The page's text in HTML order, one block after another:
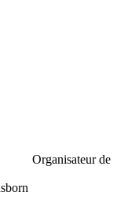
Organisateur de